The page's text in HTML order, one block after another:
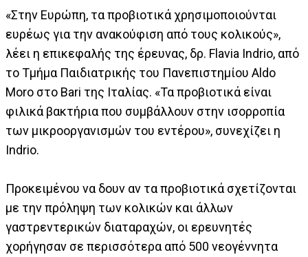
«Στην Ευρώπη, τα προβιοτικά χρησιμοποιούνται
ευρέως για την ανακούφιση από τους κολικούς»,
λέει η επικεφαλής της έρευνας, δρ. Flavia Indrio, από
το Τμήμα Παιδιατρικής του Πανεπιστημίου Aldo
Moro στο Bari της Ιταλίας. «Τα προβιοτικά είναι
φιλικά βακτήρια που συμβάλλουν στην ισορροπία
των μικροοργανισμών του εντέρου», συνεχίζει η
Indrio.
Προκειμένου να δουν αν τα προβιοτικά σχετίζονται
με την πρόληψη των κολικών και άλλων
γαστρεντερικών διαταραχών, οι ερευνητές
χορήγησαν σε περισσότερα από 500 νεογέννητα